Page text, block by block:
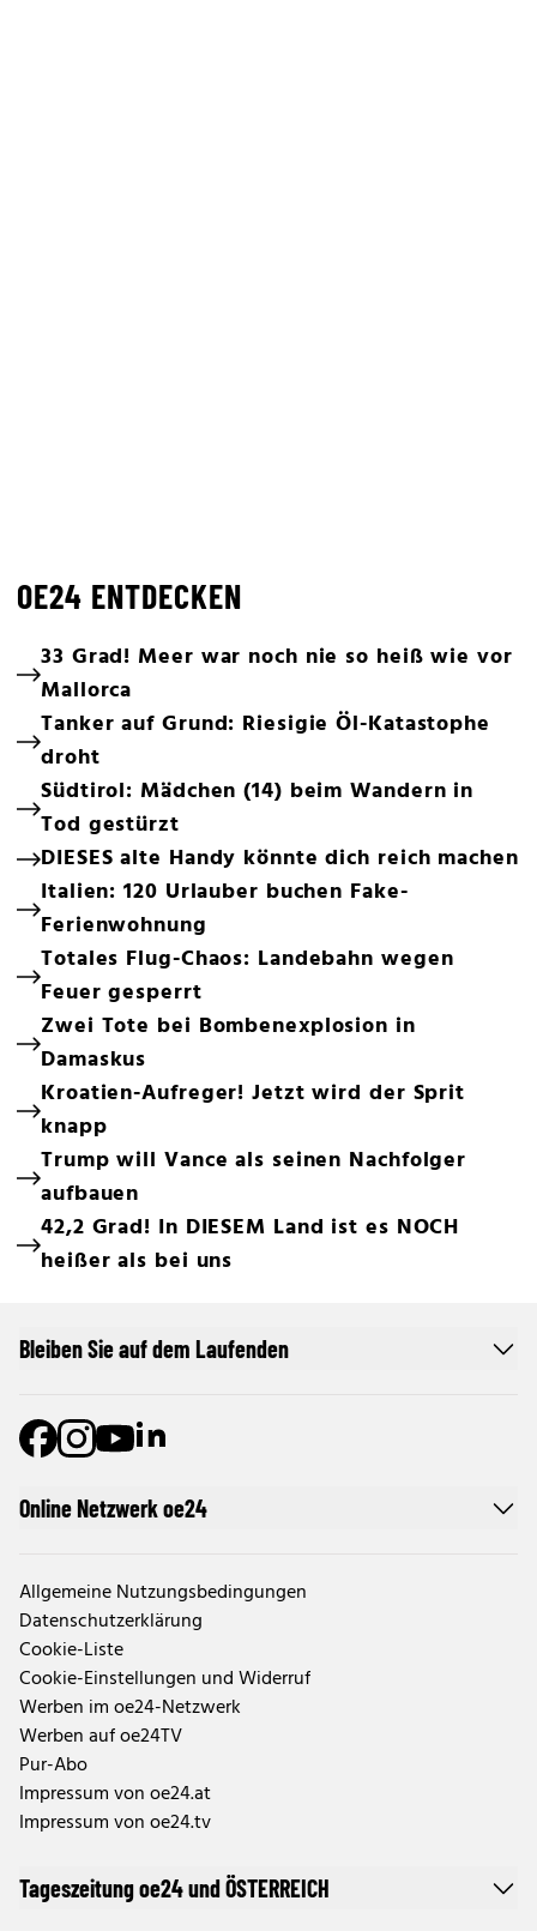
OE24 ENTDECKEN
33 Grad! Meer war noch nie so heiß wie vor
Mallorca
Tanker auf Grund: Riesigie Öl-Katastophe
droht
Südtirol: Mädchen (14) beim Wandern in
Tod gestürzt
DIESES alte Handy könnte dich reich machen
Italien: 120 Urlauber buchen Fake-
Ferienwohnung
Totales Flug-Chaos: Landebahn wegen
Feuer gesperrt
Zwei Tote bei Bombenexplosion in
Damaskus
Kroatien-Aufreger! Jetzt wird der Sprit
knapp
Trump will Vance als seinen Nachfolger
aufbauen
42,2 Grad! In DIESEM Land ist es NOCH
heißer als bei uns
Online Netzwerk oe24
Allgemeine Nutzungsbedingungen
Datenschutzerklärung
Cookie-Liste
Cookie-Einstellungen und Widerruf
Werben im oe24-Netzwerk
Werben auf oe24TV
Pur-Abo
Impressum von oe24.at
Impressum von oe24.tv
Tageszeitung oe24 und ÖSTERREICH
Bleiben Sie auf dem Laufenden